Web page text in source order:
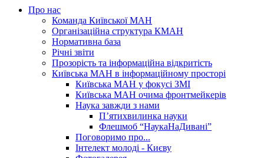
Про нас
Команда Київської МАН
Організаційна структура КМАН
Нормативна база
Річні звіти
Прозорість та інформаційна відкритість
Київська МАН в інформаційному просторі
Київська МАН у фокусі ЗМІ
Київська МАН очима фронтмейкерів
Наука завжди з нами
П’ятихвилинка науки
Флешмоб “НаукаНаДивані”
Поговоримо про...
Інтелект молоді - Києву